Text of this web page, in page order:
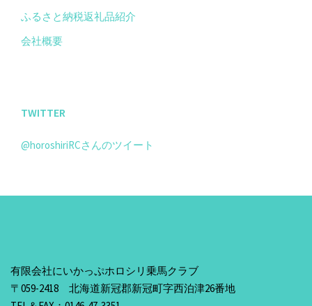
ふるさと納税返礼品紹介
会社概要
TWITTER
@horoshiriRCさんのツイート
有限会社にいかっぷホロシリ乗馬クラブ
〒059-2418 北海道新冠郡新冠町字西泊津26番地